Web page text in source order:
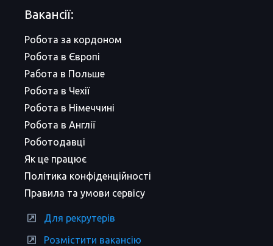
Вакансії:
Робота за кордоном
Робота в Європі
Работа в Польше
Робота в Чехії
Робота в Німеччині
Робота в Англії
Роботодавці
Як це працює
Політика конфіденційності
Правила та умови сервісу
Для рекрутерів
Розмістити вакансію